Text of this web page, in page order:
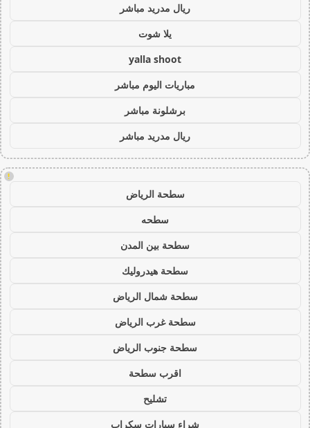
ريال مدريد مباشر
يلا شوت
yalla shoot
مباريات اليوم مباشر
برشلونة مباشر
ريال مدريد مباشر
!
سطحة الرياض
سطحه
سطحة بين المدن
سطحة هيدروليك
سطحة شمال الرياض
سطحة غرب الرياض
سطحة جنوب الرياض
اقرب سطحة
تشليح
شراء سيارات سكراب